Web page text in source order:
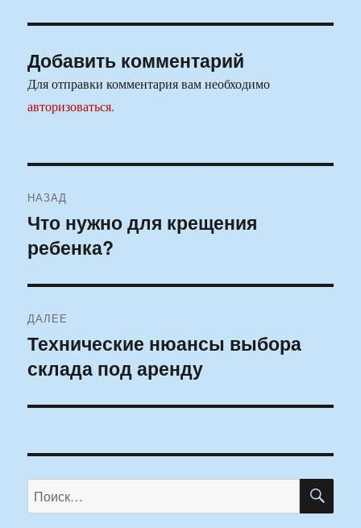
Добавить комментарий
Для отправки комментария вам необходимо
авторизоваться.
по
записям
НАЗАД
Предыдущая
запись:
Что нужно для крещения
ребенка?
ДАЛЕЕ
Следующая
запись:
Технические нюансы выбора
склада под аренду
Искать: